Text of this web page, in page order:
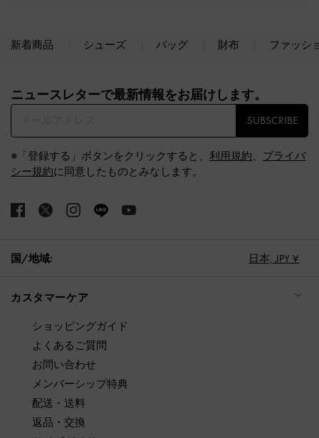
新着商品 シューズ バッグ 財布 ファッシ
ニュースレターで最新情報をお届けします。​
SUBSCRIBE
※「登録する」ボタンをクリックすると、 利用規約、 プライバ
シー規約に同意したものとみなします。
国/地域: 日本, JPY ¥
カスタマーケア
ショッピングガイド
よくあるご質問
お問い合わせ
メンバーシップ特典
配送・送料
返品・交換